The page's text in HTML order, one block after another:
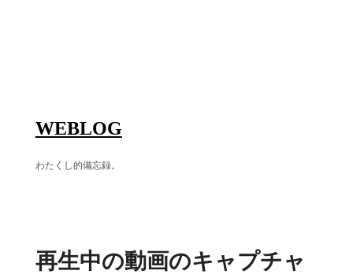
WEBLOG
わたくし的備忘録。
再生中の動画のキャプチャ